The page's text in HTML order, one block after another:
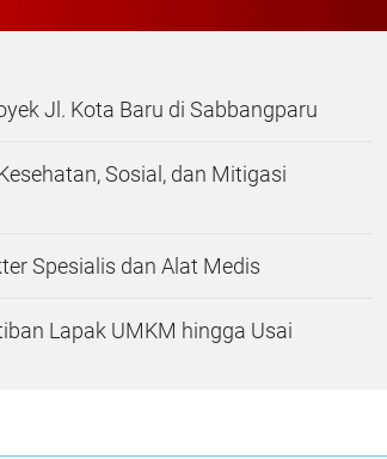
Jl. Kota Baru di Sabbangparu
Sosial, dan Mitigasi
Spesialis dan Alat Medis
Lapak UMKM hingga Usai